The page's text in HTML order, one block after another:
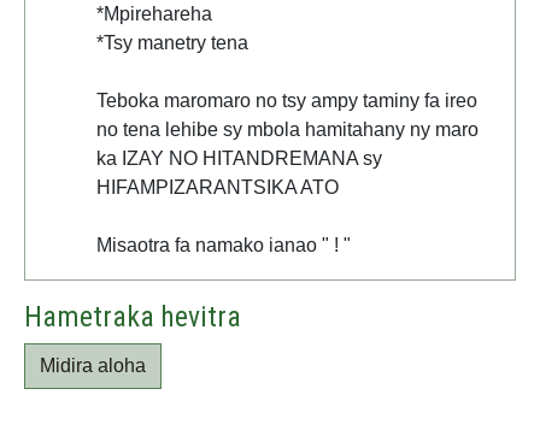
*Mpirehareha
*Tsy manetry tena
Teboka maromaro no tsy ampy taminy fa ireo
no tena lehibe sy mbola hamitahany ny maro
ka IZAY NO HITANDREMANA sy
HIFAMPIZARANTSIKA ATO
Misaotra fa namako ianao " ! "
Hametraka hevitra
Midira aloha